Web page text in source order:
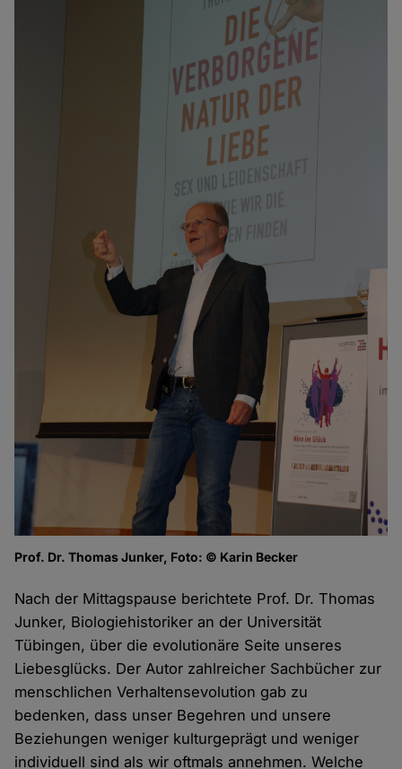
Prof. Dr. Thomas Junker, Foto: © Karin Becker
Nach der Mittagspause berichtete Prof. Dr. Thomas
Junker, Biologiehistoriker an der Universität
Tübingen, über die evolutionäre Seite unseres
Liebesglücks. Der Autor zahlreicher Sachbücher zur
menschlichen Verhaltensevolution gab zu
bedenken, dass unser Begehren und unsere
Beziehungen weniger kulturgeprägt und weniger
individuell sind als wir oftmals annehmen. Welche